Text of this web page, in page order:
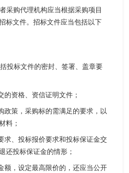
采购代理机构应当根据采购项目
标文件。招标文件应当包括以下
投标文件的密封、签署、盖章要
的资格、资信证明文件；
政策，采购标的需满足的要求，以
料；
求、投标报价要求和投标保证金交
还投标保证金的情形；
额，设定最高限价的，还应当公开